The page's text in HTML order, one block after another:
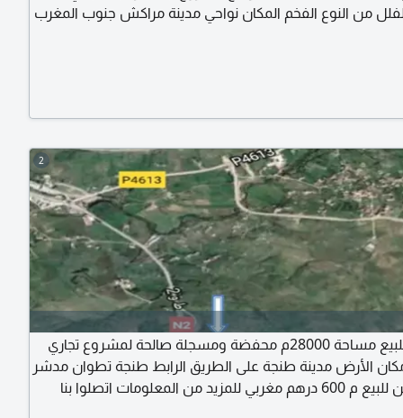
من النوع الفخم المكان نواحي مدينة مراكش جنوب المغرب
2
أرض للبيع مساحة 28000م محفضة ومسجلة صالحة لمشروع تجاري
الأرض مدينة طنجة على الطريق الرابط طنجة تطوان مدشر
من المعلومات اتصلوا بنا